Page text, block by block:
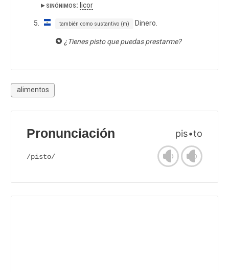
▸ sinónimos: licor
también como sustantivo (m) Dinero.
¿Tienes pisto que puedas prestarme?
alimentos
Pronunciación pis•to
/pisto/